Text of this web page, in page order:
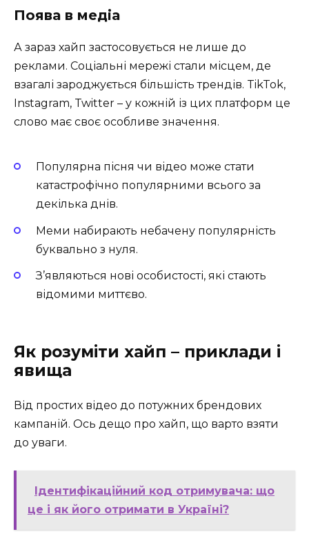
Поява в медіа
А зараз хайп застосовується не лише до
реклами. Соціальні мережі стали місцем, де
взагалі зароджується більшість трендів. TikTok,
Instagram, Twitter – у кожній із цих платформ це
слово має своє особливе значення.
Популярна пісня чи відео може стати
катастрофічно популярними всього за
декілька днів.
Меми набирають небачену популярність
буквально з нуля.
З’являються нові особистості, які стають
відомими миттєво.
Як розуміти хайп – приклади і
явища
Від простих відео до потужних брендових
кампаній. Ось дещо про хайп, що варто взяти
до уваги.
Ідентифікаційний код отримувача: що
це і як його отримати в Україні?